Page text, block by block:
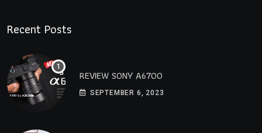
Recent Posts
REVIEW SONY A6700
SEPTEMBER 6, 2023